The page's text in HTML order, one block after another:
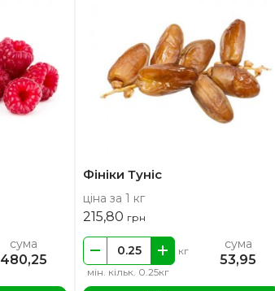
сума
480,25
Фініки Туніс
ціна за 1 кг
215,80 грн
мін. кільк. 0.25кг
кг сума
53,95